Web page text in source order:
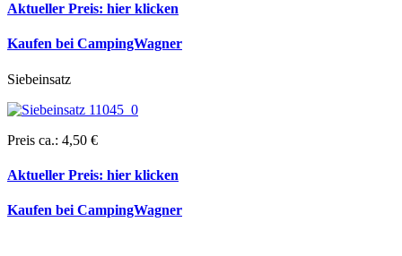
Aktueller Preis: hier klicken
Kaufen bei CampingWagner
Siebeinsatz
Preis ca.: 4,50 €
Aktueller Preis: hier klicken
Kaufen bei CampingWagner